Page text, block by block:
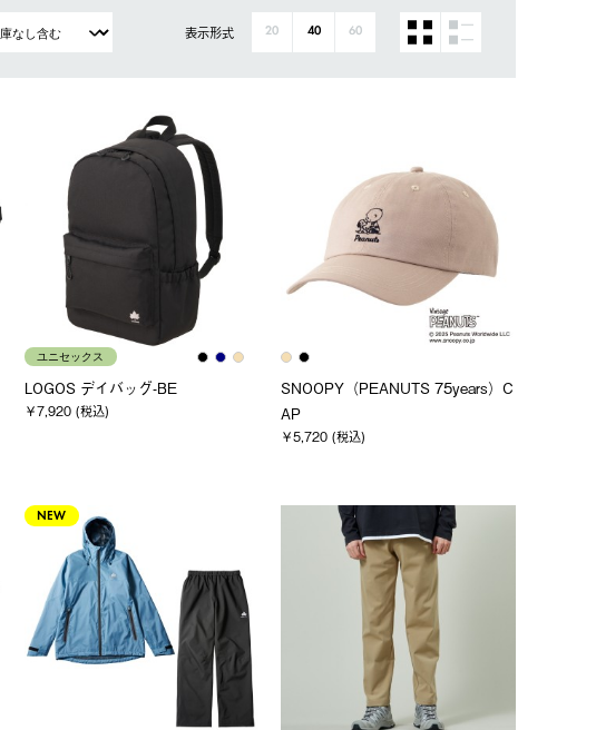
表示形式 20 40 60
ユニセックス
LOGOS デイバッグ-BE
￥7,920 (税込)
SNOOPY（PEANUTS 75years）C
AP
￥5,720 (税込)
NEW